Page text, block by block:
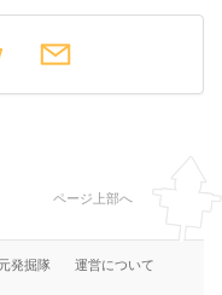
ページ上部へ
発掘隊
運営について